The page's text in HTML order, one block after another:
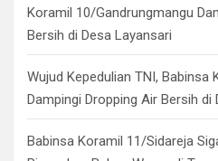
Koramil 10/Gandrungmangu
Bersih di Desa Layansari
Wujud Kepedulian TNI, Babinsa
Dampingi Dropping Air Bersih di
Babinsa Koramil 11/Sidareja